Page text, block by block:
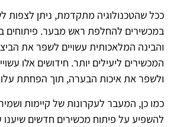
ככל שהטכנולוגיה מתקדמת, ניתן לצפות
במכשירים להחלפת ראש מבער. פיתוחים
והבינה המלאכותית עשויים לשפר את
המכשירים ליעילים יותר. חידושים אלו
ולשפר את איכות הבערה, תוך הפחתת
כמו כן, המעבר לעקרונות של קיימות
להשפיע על פיתוח מכשירים חדשים